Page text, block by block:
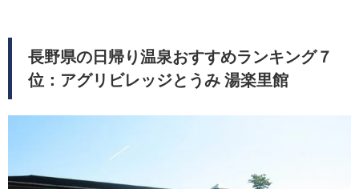
長野県の日帰り温泉おすすめランキング７
位：アグリビレッジとうみ 湯楽里館